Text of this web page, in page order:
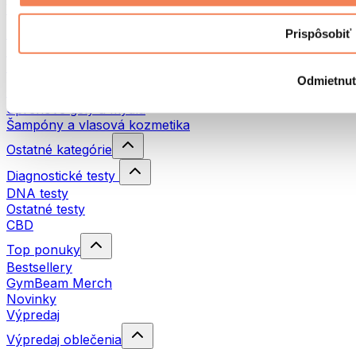
Prispôsobiť
Vodné filtre a kanvice
Pracie prostriedky
Sprchové gély a mydlá
Šampóny a vlasová kozmetika
Ostatné kategórie
Diagnostické testy
DNA testy
Ostatné testy
CBD
Top ponuky
Bestsellery
GymBeam Merch
Novinky
Výpredaj
Výpredaj oblečenia